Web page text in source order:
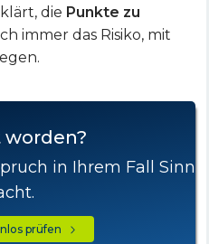
die Punkte zu
immer das Risiko, mit
in Ihrem Fall Sinn
prüfen